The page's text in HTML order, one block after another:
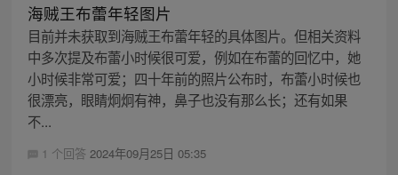
海贼王布蕾年轻图片
目前并未获取到海贼王布蕾年轻的具体图片。但相关资料
中多次提及布蕾小时候很可爱，例如在布蕾的回忆中，她
小时候非常可爱；四十年前的照片公布时，布蕾小时候也
很漂亮，眼睛炯炯有神，鼻子也没有那么长；还有如果
不...
1 个回答 2024年09月25日 05:35